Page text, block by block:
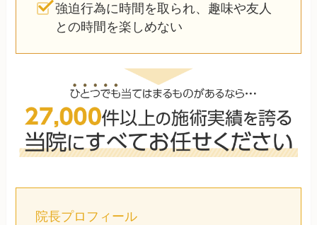
強迫行為に時間を取られ、趣味や友人
との時間を楽しめない
院長プロフィール